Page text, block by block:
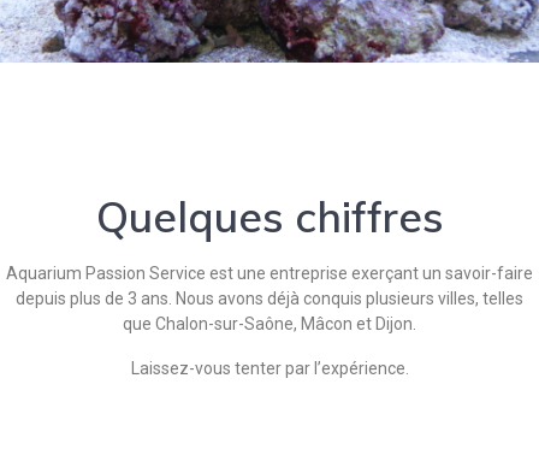
Quelques chiffres
Aquarium Passion Service est une entreprise exerçant un savoir-faire
depuis plus de 3 ans. Nous avons déjà conquis plusieurs villes, telles
que Chalon-sur-Saône, Mâcon et Dijon.
Laissez-vous tenter par l’expérience.